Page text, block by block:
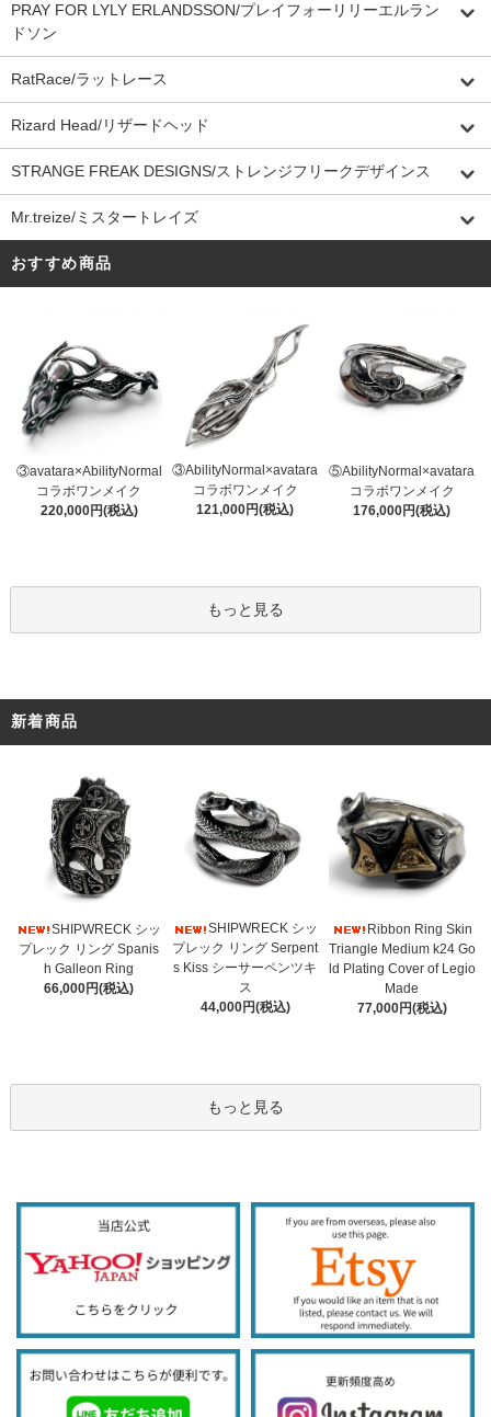
PRAY FOR LYLY ERLANDSSON/プレイフォーリリーエルラン
ドソン
RatRace/ラットレース
Rizard Head/リザードヘッド
STRANGE FREAK DESIGNS/ストレンジフリークデザインス
Mr.treize/ミスタートレイズ
おすすめ商品
③avatara×AbilityNormal
コラボワンメイク
220,000円(税込)
③AbilityNormal×avatara
コラボワンメイク
121,000円(税込)
⑤AbilityNormal×avatara
コラボワンメイク
176,000円(税込)
もっと見る
新着商品
SHIPWRECK シッ
プレック リング Spanis
h Galleon Ring
66,000円(税込)
SHIPWRECK シッ
プレック リング Serpent
s Kiss シーサーペンツキ
ス
44,000円(税込)
Ribbon Ring Skin
Triangle Medium k24 Go
ld Plating Cover of Legio
Made
77,000円(税込)
もっと見る